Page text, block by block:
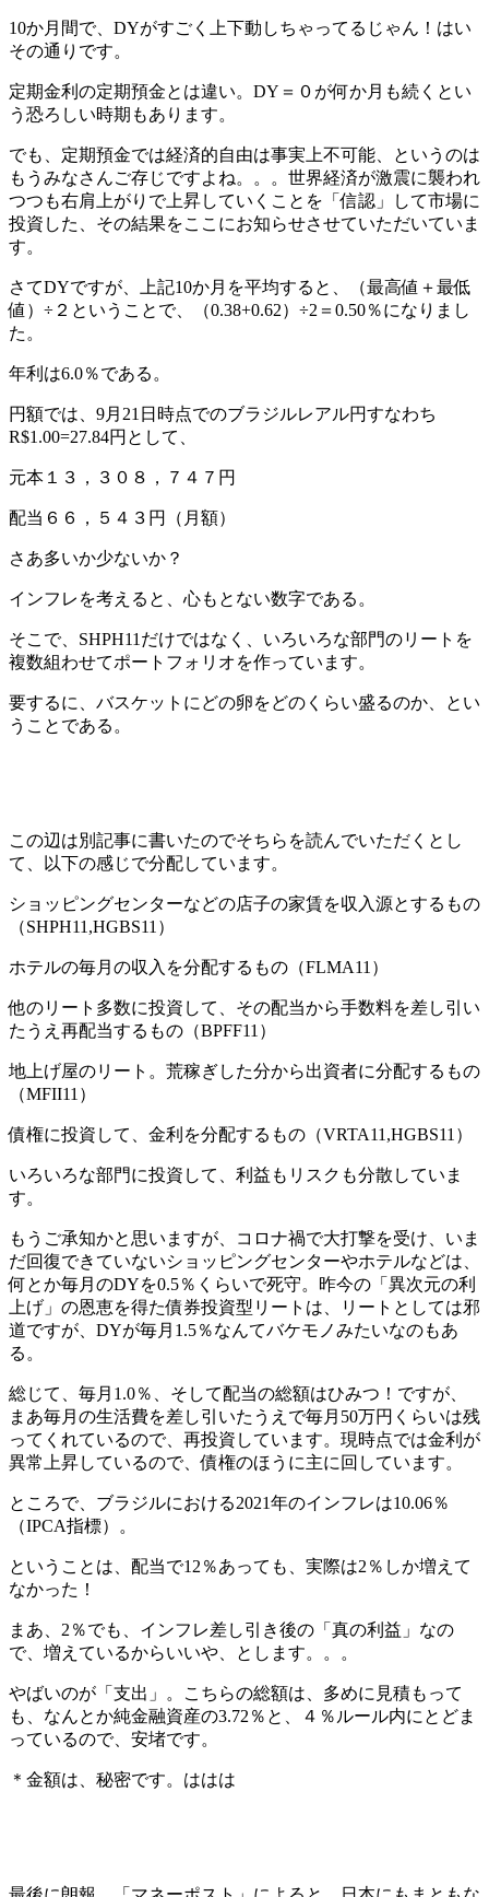
10か月間で、DYがすごく上下動しちゃってるじゃん！はい
その通りです。
定期金利の定期預金とは違い。DY＝０が何か月も続くとい
う恐ろしい時期もあります。
でも、定期預金では経済的自由は事実上不可能、というのは
もうみなさんご存じですよね。。。世界経済が激震に襲われ
つつも右肩上がりで上昇していくことを「信認」して市場に
投資した、その結果をここにお知らせさせていただいていま
す。
さてDYですが、上記10か月を平均すると、（最高値＋最低
値）÷２ということで、（0.38+0.62）÷2＝0.50％になりまし
た。
年利は6.0％である。
円額では、9月21日時点でのブラジルレアル円すなわち
R$1.00=27.84円として、
元本１３，３０８，７４７円
配当６６，５４３円（月額）
さあ多いか少ないか？
インフレを考えると、心もとない数字である。
そこで、SHPH11だけではなく、いろいろな部門のリートを
複数組わせてポートフォリオを作っています。
要するに、バスケットにどの卵をどのくらい盛るのか、とい
うことである。
この辺は別記事に書いたのでそちらを読んでいただくとし
て、以下の感じで分配しています。
ショッピングセンターなどの店子の家賃を収入源とするもの
（SHPH11,HGBS11）
ホテルの毎月の収入を分配するもの（FLMA11）
他のリート多数に投資して、その配当から手数料を差し引い
たうえ再配当するもの（BPFF11）
地上げ屋のリート。荒稼ぎした分から出資者に分配するもの
（MFII11）
債権に投資して、金利を分配するもの（VRTA11,HGBS11）
いろいろな部門に投資して、利益もリスクも分散していま
す。
もうご承知かと思いますが、コロナ禍で大打撃を受け、いま
だ回復できていないショッピングセンターやホテルなどは、
何とか毎月のDYを0.5％くらいで死守。昨今の「異次元の利
上げ」の恩恵を得た債券投資型リートは、リートとしては邪
道ですが、DYが毎月1.5％なんてバケモノみたいなのもあ
る。
総じて、毎月1.0％、そして配当の総額はひみつ！ですが、
まあ毎月の生活費を差し引いたうえで毎月50万円くらいは残
ってくれているので、再投資しています。現時点では金利が
異常上昇しているので、債権のほうに主に回しています。
ところで、ブラジルにおける2021年のインフレは10.06％
（IPCA指標）。
ということは、配当で12％あっても、実際は2％しか増えて
なかった！
まあ、2％でも、インフレ差し引き後の「真の利益」なの
で、増えているからいいや、とします。。。
やばいのが「支出」。こちらの総額は、多めに見積もって
も、なんとか純金融資産の3.72％と、４％ルール内にとどま
っているので、安堵です。
＊金額は、秘密です。ははは